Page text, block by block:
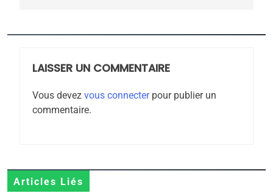
LAISSER UN COMMENTAIRE
Vous devez vous connecterpour publier un
commentaire.
Articles Liés
2025, l’année la plus
rapport d’ADL contre
FRANCE ISRAÉL
6
Zrihen-Dvir
7